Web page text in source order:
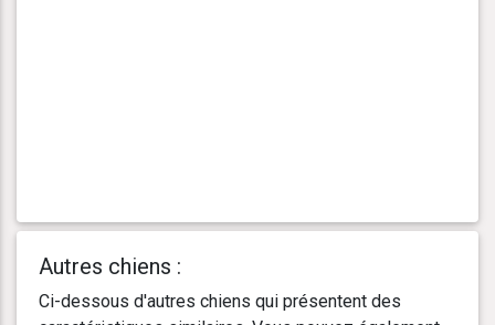
Autres chiens :
Ci-dessous d'autres chiens qui présentent des